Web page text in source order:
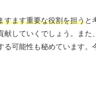
すます重要な役割を担うと
していくでしょう。ま
る可能性も秘めています。